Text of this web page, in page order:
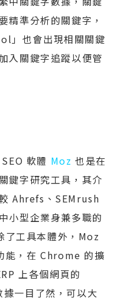
精準分析的關鍵字，
」也會出現相關關鍵
入關鍵字追蹤以便管
軟體 Moz 也是在
鍵字研究工具，其介
Ahrefs、SEMrush
小型企業身兼多職的
了工具本體外，Moz
能，在 Chrome 的擴
上各個網頁的
一目了然，可以大